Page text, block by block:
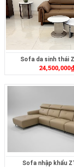
Sofa da sinh thái
24,500,000₫
Sofa nhập khẩu